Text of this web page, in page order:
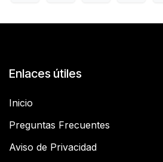
Enlaces útiles
Inicio
Preguntas Frecuentes
Aviso de Privacidad